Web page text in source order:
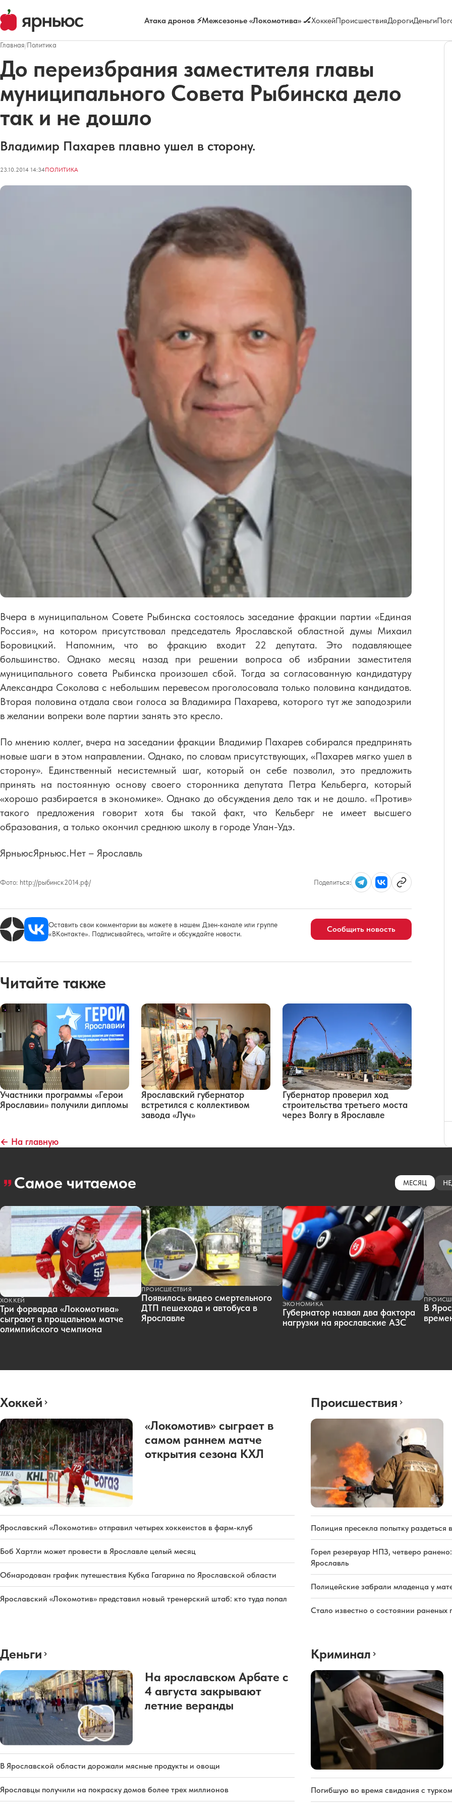
Атака дронов ⚡Межсезонье «Локомотива» 🏒ХоккейПроисшествияДорогиДеньги
Главная/Политика
До переизбрания заместителя главы
муниципального Совета Рыбинска дело
так и не дошло
Владимир Пахарев плавно ушел в сторону.
23.10.2014 14:34ПОЛИТИКА
Вчера в муниципальном Совете Рыбинска состоялось заседание фракции партии «Единая
Россия», на котором присутствовал председатель Ярославской областной думы Михаил
Боровицкий. Напомним, что во фракцию входит 22 депутата. Это подавляющее
большинство. Однако месяц назад при решении вопроса об избрании заместителя
муниципального совета Рыбинска произошел сбой. Тогда за согласованную кандидатуру
Александра Соколова с небольшим перевесом проголосовала только половина кандидатов.
Вторая половина отдала свои голоса за Владимира Пахарева, которого тут же заподозрили
в желании вопреки воле партии занять это кресло.
По мнению коллег, вчера на заседании фракции Владимир Пахарев собирался предпринять
новые шаги в этом направлении. Однако, по словам присутствующих, «Пахарев мягко ушел в
сторону». Единственный несистемный шаг, который он себе позволил, это предложить
принять на постоянную основу своего сторонника депутата Петра Кельберга, который
«хорошо разбирается в экономике». Однако до обсуждения дело так и не дошло. «Против»
такого предложения говорит хотя бы такой факт, что Кельберг не имеет высшего
образования, а только окончил среднюю школу в городе Улан-Удэ.
ЯрньюсЯрньюс.Нет – Ярославль
Фото: http://рыбинск2014.рф/ Поделиться:
Оставить свои комментарии вы можете в нашем Дзен-канале или группе
«ВКонтакте». Подписывайтесь, читайте и обсуждайте новости.
Сообщить новость
Читайте также
Участники программы «Герои
Ярославии» получили дипломы
Ярославский губернатор
встретился с коллективом
завода «Луч»
Губернатор проверил ход
строительства третьего моста
через Волгу в Ярославле
← На главную
Самое читаемое МЕСЯЦ
ХОККЕЙ
Три форварда «Локомотива»
сыграют в прощальном матче
олимпийского чемпиона
ПРОИСШЕСТВИЯ
Появилось видео смертельного
ДТП пешехода и автобуса в
Ярославле
ЭКОНОМИКА
Губернатор назвал два фактора
нагрузки на ярославские АЗС
В
Хоккей
«Локомотив» сыграет в
самом раннем матче
открытия сезона КХЛ
Ярославский «Локомотив» отправил четырех хоккеистов в фарм-клуб
Боб Хартли может провести в Ярославле целый месяц
Обнародован график путешествия Кубка Гагарина по Ярославской области
Ярославский «Локомотив» представил новый тренерский штаб: кто туда попал
Происшествия
Полиция пресекла попытку раздеться
Горел резервуар НПЗ, четверо
Ярославль
Полицейские забрали младенца у
Стало известно о состоянии
Деньги
На ярославском Арбате с
4 августа закрывают
летние веранды
В Ярославской области дорожали мясные продукты и овощи
Ярославцы получили на покраску домов более трех миллионов
Криминал
Погибшую во время свидания с